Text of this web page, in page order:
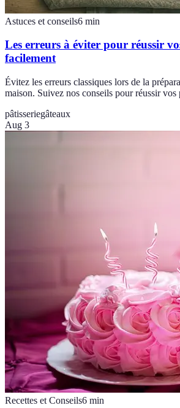
Astuces et conseils6 min
Les erreurs à éviter pour réussir
facilement
Évitez les erreurs classiques lors de la
maison. Suivez nos conseils pour réussir vos
pâtisseriegâteaux
Aug 3
Recettes et Conseils6 min